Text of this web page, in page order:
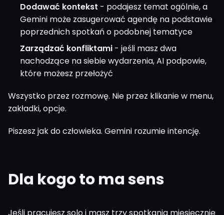
Dodawać kontekst - podajesz temat ogólnie, a
Gemini może zasugerować agendę na podstawie
poprzednich spotkań o podobnej tematyce
Zarządzać konfliktami - jeśli masz dwa
nachodzące na siebie wydarzenia, AI podpowie,
które możesz przełożyć
Wszystko przez rozmowę. Nie przez klikanie w menu,
zakładki, opcje.
Piszesz jak do człowieka. Gemini rozumie intencję.
Dla kogo to ma sens
Jeśli pracujesz solo i masz trzy spotkania miesięcznie